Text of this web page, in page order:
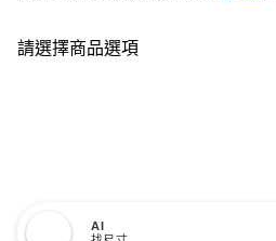
請選擇商品選項
AI